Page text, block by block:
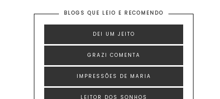
BLOGS QUE LEIO E RECOMENDO
DEI UM JEITO
GRAZI COMENTA
IMPRESSÕES DE MARIA
LEITOR DOS SONHOS